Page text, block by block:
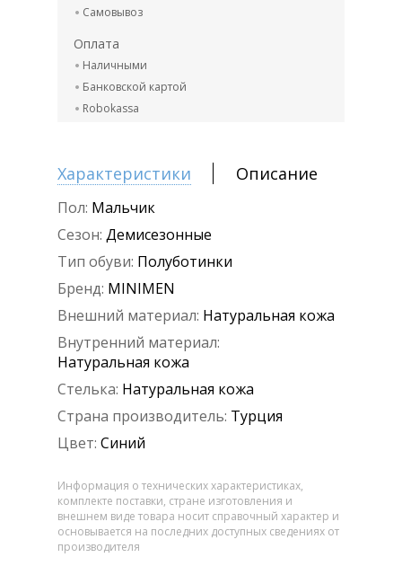
Самовывоз
Оплата
Наличными
Банковской картой
Robokassa
Характеристики Описание
Пол: Мальчик
Сезон: Демисезонные
Тип обуви: Полуботинки
Бренд: MINIMEN
Внешний материал: Натуральная кожа
Внутренний материал:
Натуральная кожа
Стелька: Натуральная кожа
Страна производитель: Турция
Цвет: Синий
Информация о технических характеристиках,
комплекте поставки, стране изготовления и
внешнем виде товара носит справочный характер и
основывается на последних доступных сведениях от
производителя